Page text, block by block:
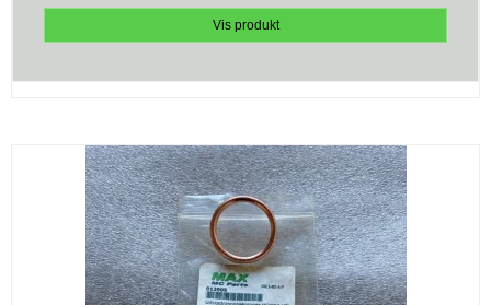
Vis produkt